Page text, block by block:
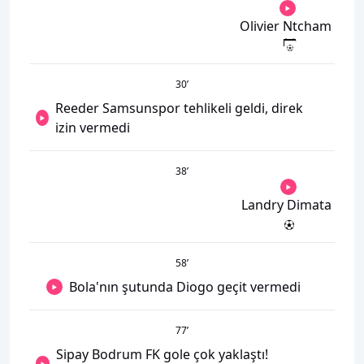
Olivier Ntcham
30’
Reeder Samsunspor tehlikeli geldi, direk
izin vermedi
38’
Landry Dimata
58’
Bola'nın şutunda Diogo geçit vermedi
77’
Sipay Bodrum FK gole çok yaklaştı!